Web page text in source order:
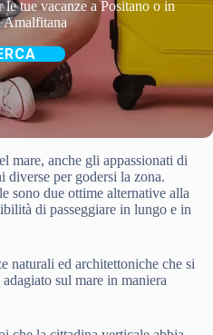
tue vacanze a Positano o in
Amalfitana
mare, anche gli appassionati di
diverse per godersi la zona.
sono due ottime alternative alla
di passeggiare in lungo e in
naturali ed architettoniche che si
sul mare in maniera